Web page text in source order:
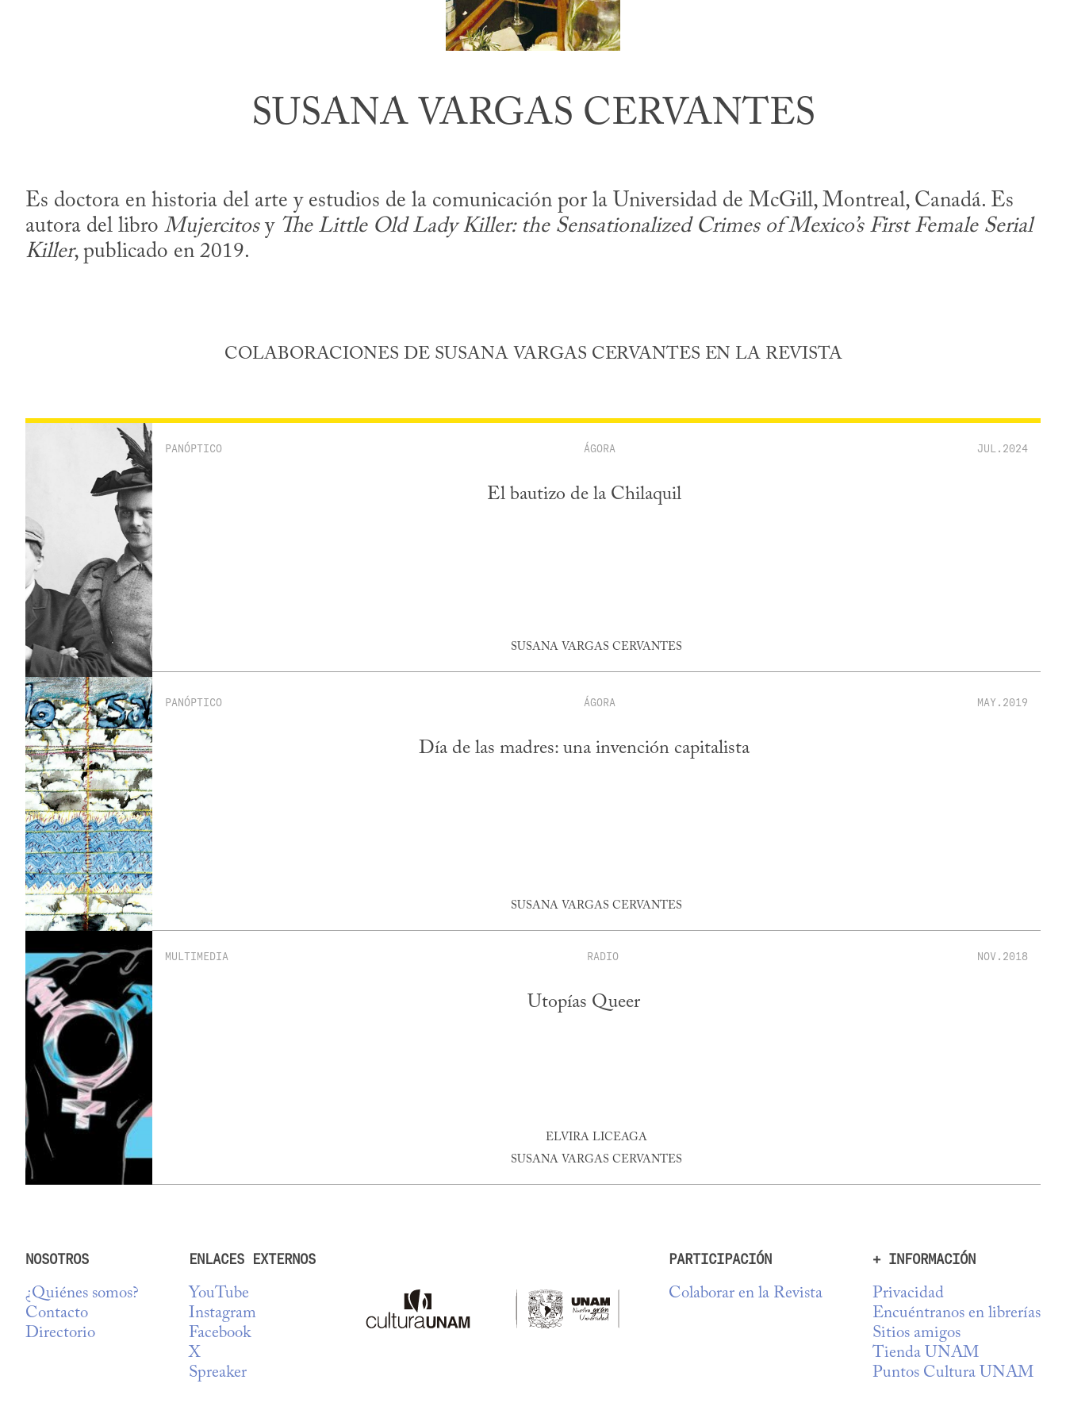
SUSANA VARGAS CERVANTES
Es doctora en historia del arte y estudios de la comunicación por la Universidad de McGill, Montreal, Canadá. Es
autora del libro Mujercitosy The Little Old Lady Killer: the Sensationalized Crimes of Mexico’s First Female Serial
Killer, publicado en 2019.
COLABORACIONES DE SUSANA VARGAS CERVANTES EN LA REVISTA
PANÓPTICO ÁGORA JUL.2024
El bautizo de la Chilaquil
SUSANA VARGAS CERVANTES
PANÓPTICO ÁGORA MAY.2019
Día de las madres: una invención capitalista
SUSANA VARGAS CERVANTES
MULTIMEDIA RADIO NOV.2018
Utopías Queer
ELVIRA LICEAGA
SUSANA VARGAS CERVANTES
NOSOTROS
¿Quiénes somos?
Contacto
Directorio
ENLACES EXTERNOS
YouTube
Instagram
Facebook
X
Spreaker
PARTICIPACIÓN
Colaborar en la Revista
+ INFORMACIÓN
Privacidad
Encuéntranos en librerías
Sitios amigos
Tienda UNAM
Puntos Cultura UNAM